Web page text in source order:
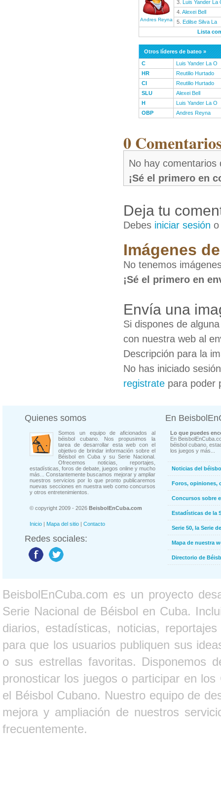
Andres Reyna
3. Luis Yander La
4. Alexei Bell
5. Edilse Silva La
Lista
Otros líderes de bateo »
C
Luis Yander La O
HR
Reutilio Hurtado
CI
Reutilio Hurtado
SLU
Alexei Bell
H
Luis Yander La O
OBP
Andres Reyna
0
No hay comentarios
¡Sé el primero en
Deja tu
Debes iniciar sesión
Imágenes
No tenemos
¡Sé el primero en
Envía una
Si dispones de
con nuestra web al
Descripción para la
No has iniciado
registrate para poder
Quienes somos
Somos un equipo de aficionados al
béisbol cubano. Nos propusimos la
tarea de desarrollar esta web con el
objetivo de brindar información sobre el
Béisbol en Cuba y su Serie Nacional.
Ofrecemos noticias, reportajes,
estadísticas, foros de debate, juegos online y mucho
más... Constantemente buscamos mejorar y ampliar
nuestros servicios por lo que pronto publicaremos
nuevas secciones en nuestra web como concursos
y otros entretenimientos.
© copyright 2009 - 2026 BeisbolEnCuba.com
Inicio | Mapa del sitio | Contacto
Redes sociales:
En
Lo que puedes
En
béisbol cubano,
los juegos y más...
Noticias del
Foros, opiniones,
Concursos sobre
Estadísticas de la
Serie 50, la Serie
Mapa de nuestra
Directorio de
BeisbolEnCuba.com es un proyecto
Serie Nacional de Béisbol en Cuba.
diarios, estadísticas, noticias,
para que los usuarios publiquen sus
o sus estrellas favoritas. Disponemos
pronosticar los juegos o participar en
el Béisbol Cubano. Nuestro equipo de
mejora y ampliación de nuestros
frecuentemente.